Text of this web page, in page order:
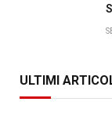
ULTIMI